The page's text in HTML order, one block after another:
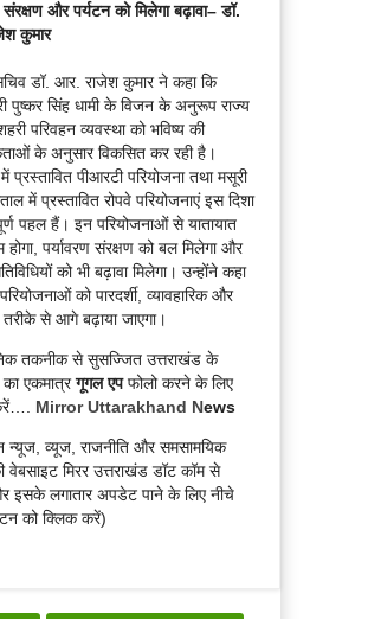
संरक्षण और पर्यटन को मिलेगा बढ़ावा– डॉ.
कुमार
डॉ. आर. राजेश कुमार ने कहा कि
पुष्कर सिंह धामी के विजन के अनुरूप राज्य
परिवहन व्यवस्था को भविष्य की
के अनुसार विकसित कर रही है।
प्रस्तावित पीआरटी परियोजना तथा मसूरी
में प्रस्तावित रोपवे परियोजनाएं इस दिशा
पहल हैं। इन परियोजनाओं से यातायात
होगा, पर्यावरण संरक्षण को बल मिलेगा और
को भी बढ़ावा मिलेगा। उन्होंने कहा
को पारदर्शी, व्यावहारिक और
से आगे बढ़ाया जाएगा।
तकनीक से सुसज्जित उत्तराखंड के
का एकमात्रगूगल एपफोलो करने के लिए
Mirror Uttarakhand News
न्यूज, व्यूज, राजनीति और समसामयिक
वेबसाइट मिरर उत्तराखंड डॉट कॉम से
इसके लगातार अपडेट पाने के लिए नीचे
को क्लिक करें)